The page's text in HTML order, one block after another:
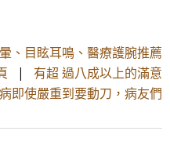
、目眩耳鳴、醫療護腕推薦
| 有超 過八成以上的滿意
即使嚴重到要動刀，病友們